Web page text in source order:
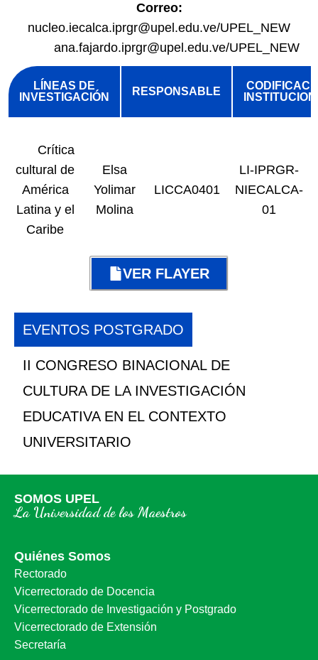
Correo:
nucleo.iecalca.iprgr@upel.edu.ve/UPEL_NEW
ana.fajardo.iprgr@upel.edu.ve/UPEL_NEW
LÍNEAS DE
INVESTIGACIÓN
RESPONSABLE
Crítica
cultural de
América
Latina y el
Caribe
Elsa
Yolimar
Molina
LICCA0401
LI-IPRGR-
NIECALCA-
01
VER FLAYER
EVENTOS POSTGRADO
II CONGRESO BINACIONAL DE
CULTURA DE LA INVESTIGACIÓN
EDUCATIVA EN EL CONTEXTO
UNIVERSITARIO
SOMOS UPEL
La Universidad de los Maestros
Quiénes Somos
Rectorado
Vicerrectorado de Docencia
Vicerrectorado de Investigación y Postgrado
Vicerrectorado de Extensión
Secretaría